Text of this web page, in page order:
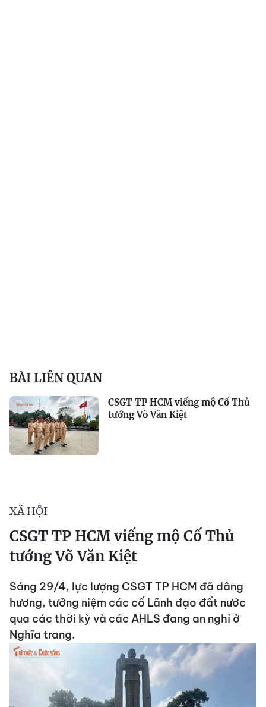
BÀI LIÊN QUAN
CSGT TP HCM viếng mộ Cố Thủ
tướng Võ Văn Kiệt
XÃ HỘI
CSGT TP HCM viếng mộ Cố Thủ
tướng Võ Văn Kiệt
Sáng 29/4, lực lượng CSGT TP HCM đã dâng
hương, tưởng niệm các cố Lãnh đạo đất nước
qua các thời kỳ và các AHLS đang an nghỉ ở
Nghĩa trang.